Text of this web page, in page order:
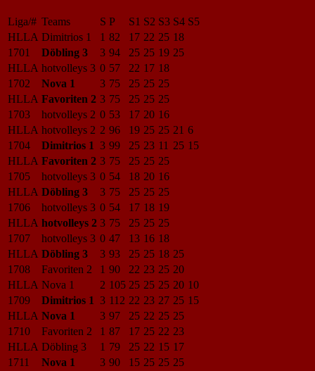
Liga/# Teams S P S1 S2 S3 S4 S5
HLLA Dimitrios 1 1 82 17 22 25 18
1701
Döbling 3 3 94 25 25 19 25
HLLA hotvolleys 3 0 57 22 17 18
1702
Nova 1 3 75 25 25 25
HLLA Favoriten 2 3 75 25 25 25
1703
hotvolleys 2 0 53 17 20 16
HLLA hotvolleys 2 2 96 19 25 25 21 6
1704
Dimitrios 1 3 99 25 23 11 25 15
HLLA Favoriten 2 3 75 25 25 25
1705
hotvolleys 3 0 54 18 20 16
HLLA Döbling 3 3 75 25 25 25
1706
hotvolleys 3 0 54 17 18 19
HLLA hotvolleys 2 3 75 25 25 25
1707
hotvolleys 3 0 47 13 16 18
HLLA Döbling 3 3 93 25 25 18 25
1708
Favoriten 2 1 90 22 23 25 20
HLLA Nova 1 2 105 25 25 25 20 10
1709
Dimitrios 1 3 112 22 23 27 25 15
HLLA Nova 1 3 97 25 22 25 25
1710
Favoriten 2 1 87 17 25 22 23
HLLA Döbling 3 1 79 25 22 15 17
1711
Nova 1 3 90 15 25 25 25